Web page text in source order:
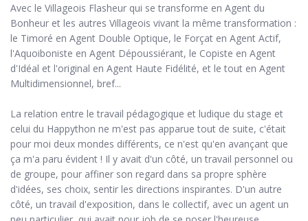
Avec le Villageois Flasheur qui se transforme en Agent du
Bonheur et les autres Villageois vivant la même transformation :
le Timoré en Agent Double Optique, le Forçat en Agent Actif,
l'Aquoiboniste en Agent Dépoussiérant, le Copiste en Agent
d'Idéal et l'original en Agent Haute Fidélité, et le tout en Agent
Multidimensionnel, bref...
La relation entre le travail pédagogique et ludique du stage et
celui du Happython ne m'est pas apparue tout de suite, c'était
pour moi deux mondes différents, ce n'est qu'en avançant que
ça m'a paru évident ! Il y avait d'un côté, un travail personnel ou
de groupe, pour affiner son regard dans sa propre sphère
d'idées, ses choix, sentir les directions inspirantes. D'un autre
côté, un travail d'exposition, dans le collectif, avec un agent un